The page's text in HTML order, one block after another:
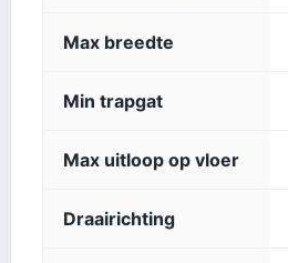
Max breedte
Min trapgat
Max uitloop op vloer
Draairichting